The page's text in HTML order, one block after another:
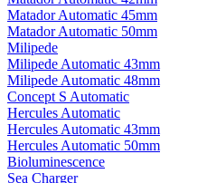
Matador Automatic 45mm
Matador Automatic 50mm
Milipede
Milipede Automatic 43mm
Milipede Automatic 48mm
Concept S Automatic
Hercules Automatic
Hercules Automatic 43mm
Hercules Automatic 50mm
Bioluminescence
Sea Charger